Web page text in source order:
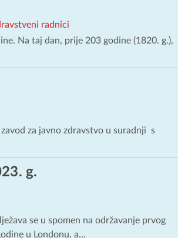
radnici
Na taj dan, prije 203 godine (1820. g.),
za javno zdravstvo u suradnji s
g.
se u spomen na održavanje prvog
u Londonu, a…